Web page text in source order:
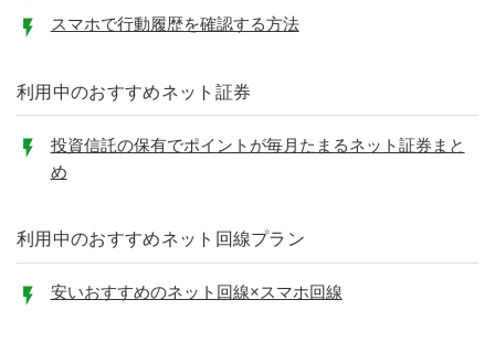
スマホで行動履歴を確認する方法
利用中のおすすめネット証券
投資信託の保有でポイントが毎月たまるネット証券まと
め
利用中のおすすめネット回線プラン
安いおすすめのネット回線×スマホ回線